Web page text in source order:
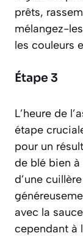
prêts,
mélangez-
les couleurs
Étape 3
L’heure de
étape
pour un
de blé bien à
d’une
avec la
cependant à